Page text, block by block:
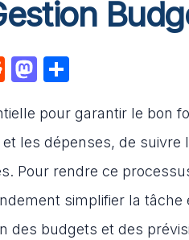
R
d
di
t
M
st
o
d
o
n
ta
g
er
pour garantir le bon
les dépenses, de suivre
Pour rendre ce
simplifier la
des budgets et des